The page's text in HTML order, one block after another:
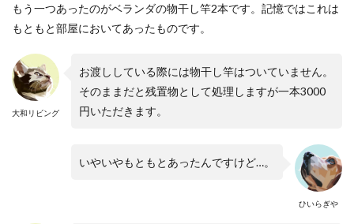
もう一つあったのがベランダの物干し竿2本です。記憶ではこれは
もともと部屋においてあったものです。
大和リビング
お渡ししている際には物干し竿はついていません。
そのままだと残置物として処理しますが一本3000
円いただきます。
ひいらぎや
いやいやもともとあったんですけど…。